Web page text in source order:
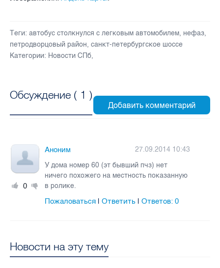
Теги: автобус столкнулся с легковым автомобилем, нефаз,
петродворцовый район, санкт-петербургское шоссе
Категории: Новости СПб,
Обсуждение ( 1 )
0
Аноним
27.09.2014 10:43
У дома номер 60 (эт бывший пчз) нет
ничего похожего на местность показанную
в ролике.
Пожаловаться |Ответить |Ответов:0
Новости на эту тему